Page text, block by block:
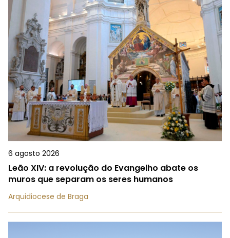
6 agosto 2026
Leão XIV: a revolução do Evangelho abate os
muros que separam os seres humanos
Arquidiocese de Braga